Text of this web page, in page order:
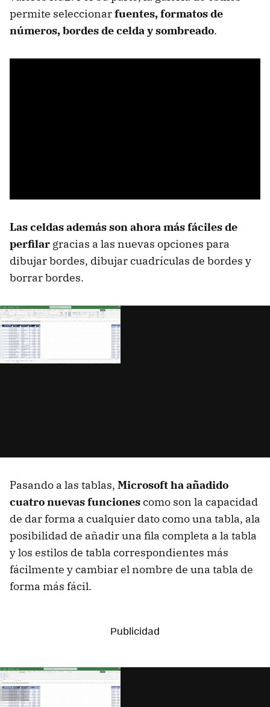
permite seleccionarfuentes, formatos de
números, bordes de celda y sombreado.
Las celdas además son ahora más fáciles de
perfilar gracias a las nuevas opciones para
dibujar bordes, dibujar cuadrículas de bordes y
borrar bordes.
Pasando a las tablas, Microsoft ha añadido
cuatro nuevas funcionescomo son la capacidad
de dar forma a cualquier dato como una tabla, ala
posibilidad de añadir una fila completa a la tabla
y los estilos de tabla correspondientes más
fácilmente y cambiar el nombre de una tabla de
forma más fácil.